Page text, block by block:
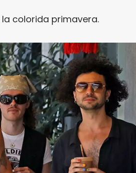
colorida primavera.